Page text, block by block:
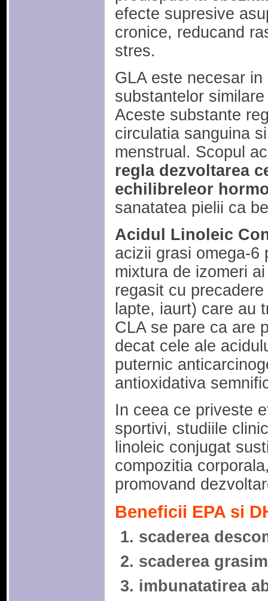
efecte supresive
cronice, reducand
stres.
GLA este necesar
substantelor
Aceste substante
circulatia sanguina
menstrual. Scopul
regla dezvoltarea
echilibreleor
sanatatea pielii ca
Acidul Linoleic
acizii grasi omega-6
mixtura de izomeri
regasit cu
lapte, iaurt) care au
CLA se pare ca are
decat cele ale
puternic
antioxidativa
In ceea ce priveste
sportivi, studiile
linoleic conjugat
compozitia
promovand
Beneficii EPA si
scaderea
scaderea
imbunatatirea